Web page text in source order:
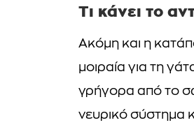
Τι κάνει το
Ακόμη και η
μοιραία για τη
γρήγορα από το
νευρικό σύστημα